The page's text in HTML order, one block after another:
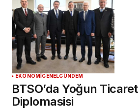
EKONOMİGENELGÜNDEM
BTSO’da Yoğun Ticaret
Diplomasisi